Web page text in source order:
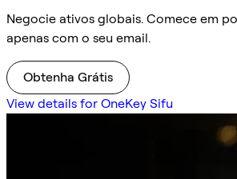
Negocie ativos globais. Comece em
apenas com o seu email.
Obtenha Grátis
View details for OneKey Sifu